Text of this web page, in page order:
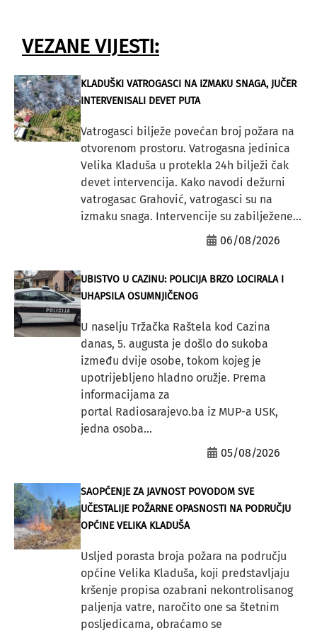
VEZANE VIJESTI:
KLADUŠKI VATROGASCI NA IZMAKU SNAGA, JUČER
INTERVENISALI DEVET PUTA
Vatrogasci bilježe povećan broj požara na
otvorenom prostoru. Vatrogasna jedinica
Velika Kladuša u protekla 24h bilježi čak
devet intervencija. Kako navodi dežurni
vatrogasac Grahović, vatrogasci su na
izmaku snaga. Intervencije su zabilježene...
06/08/2026
UBISTVO U CAZINU: POLICIJA BRZO LOCIRALA I
UHAPSILA OSUMNJIČENOG
U naselju Tržačka Raštela kod Cazina
danas, 5. augusta je došlo do sukoba
između dvije osobe, tokom kojeg je
upotrijebljeno hladno oružje. Prema
informacijama za
portal Radiosarajevo.ba iz MUP-a USK,
jedna osoba...
05/08/2026
SAOPĆENJE ZA JAVNOST POVODOM SVE
UČESTALIJE POŽARNE OPASNOSTI NA PODRUČJU
OPĆINE VELIKA KLADUŠA
Usljed porasta broja požara na području
općine Velika Kladuša, koji predstavljaju
kršenje propisa ozabrani nekontrolisanog
paljenja vatre, naročito one sa štetnim
posljedicama, obraćamo se